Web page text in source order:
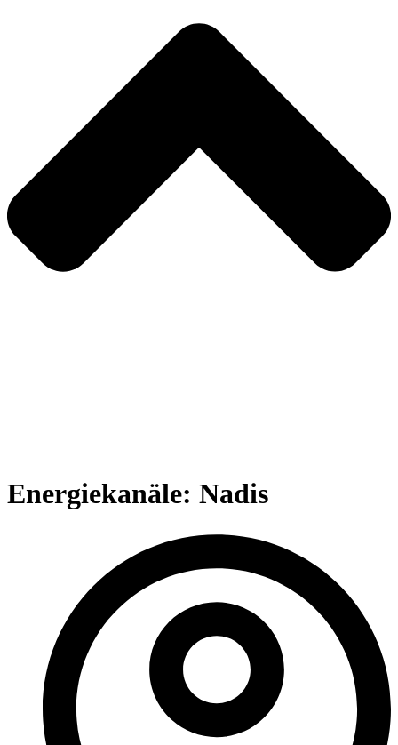
Energiekanäle: Nadis